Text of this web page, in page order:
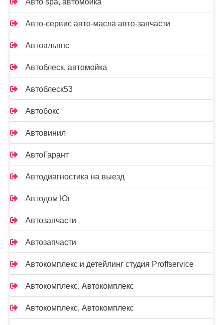
Авто spa, автомойка
Авто-сервис авто-масла авто-запчасти
Автоальянс
Автоблеск, автомойка
Автоблеск53
Автобокс
Автовинил
АвтоГарант
Автодиагностика на выезд
Автодом Юг
Автозапчасти
Автозапчасти
Автокомплекс и детейлинг студия Proffservice
Автокомплекс, Автокомплекс
Автокомплекс, Автокомплекс